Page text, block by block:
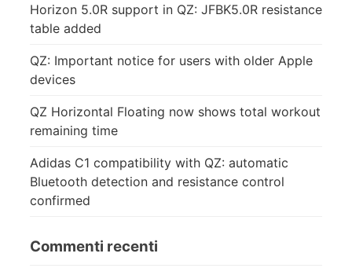
Horizon 5.0R support in QZ: JFBK5.0R resistance
table added
QZ: Important notice for users with older Apple
devices
QZ Horizontal Floating now shows total workout
remaining time
Adidas C1 compatibility with QZ: automatic
Bluetooth detection and resistance control
confirmed
Commenti recenti